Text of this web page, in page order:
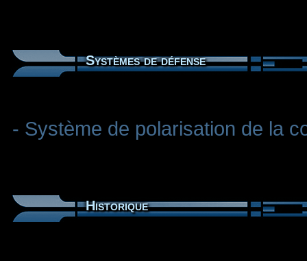
Systèmes de défense
- Système de polarisation de la
Historique